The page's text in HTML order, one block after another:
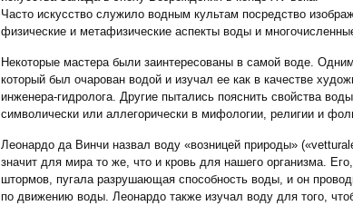
Часто искусство служило водным культам посредство
физические и метафизические аспекты воды и
Некоторые мастера были заинтересованы в самой воде.
который был очарован водой и изучал ее как в качестве
инженера-гидролога. Другие пытались пояснить свойства
символически или аллегорически в мифологии, религии и
Леонардо да Винчи назвал воду «возницей природы»
значит для мира то же, что и кровь для нашего организма.
штормов, пугала разрушающая способность воды, и он
по движению воды. Леонардо также изучал воду для того,